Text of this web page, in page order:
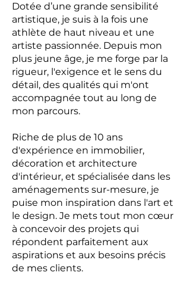
Dotée d’une grande sensibilité
artistique, je suis à la fois une
athlète de haut niveau et une
artiste passionnée. Depuis mon
plus jeune âge, je me forge par la
rigueur, l'exigence et le sens du
détail, des qualités qui m'ont
accompagnée tout au long de
mon parcours.
Riche de plus de 10 ans
d'expérience en immobilier,
décoration et architecture
d'intérieur, et spécialisée dans les
aménagements sur-mesure, je
puise mon inspiration dans l'art et
le design. Je mets tout mon cœur
à concevoir des projets qui
répondent parfaitement aux
aspirations et aux besoins précis
de mes clients.